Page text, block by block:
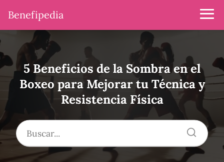
Benefipedia
5 Beneficios de la Sombra en el
Boxeo para Mejorar tu Técnica y
Resistencia Física